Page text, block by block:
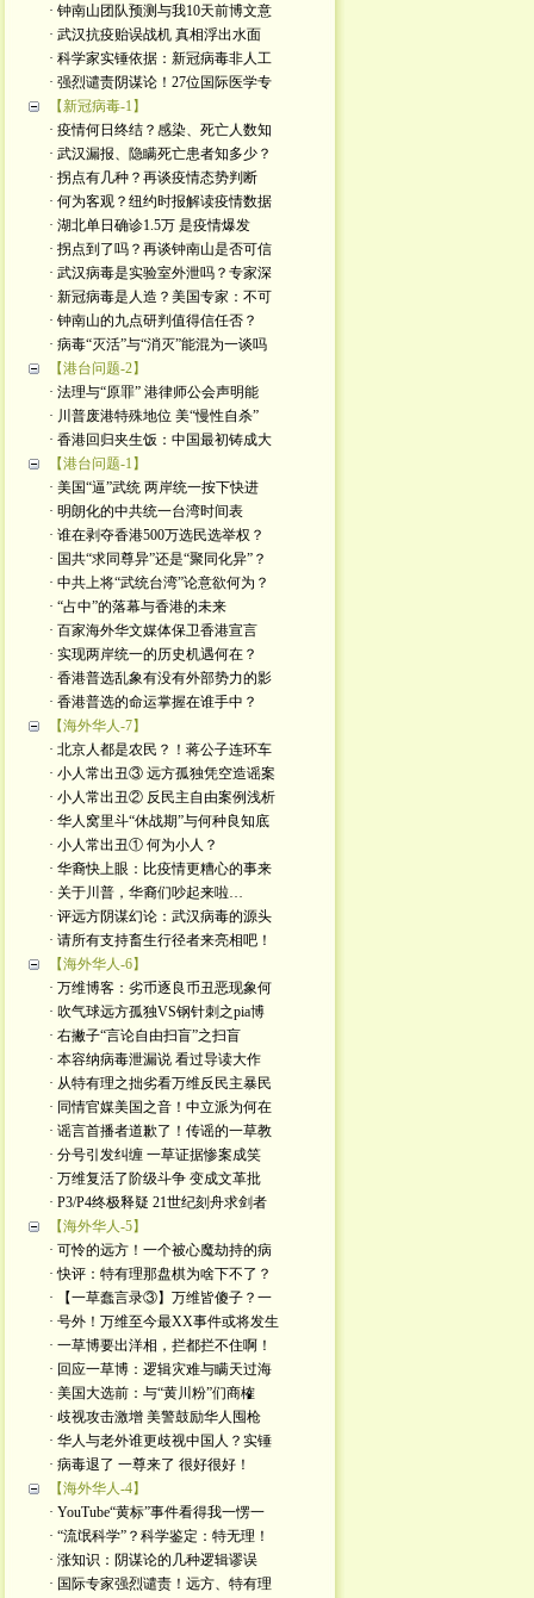
· 钟南山团队预测与我10天前博文意
· 武汉抗疫贻误战机 真相浮出水面
· 科学家实锤依据：新冠病毒非人工
· 强烈谴责阴谋论！27位国际医学专
【新冠病毒-1】
· 疫情何日终结？感染、死亡人数知
· 武汉漏报、隐瞒死亡患者知多少？
· 拐点有几种？再谈疫情态势判断
· 何为客观？纽约时报解读疫情数据
· 湖北单日确诊1.5万 是疫情爆发
· 拐点到了吗？再谈钟南山是否可信
· 武汉病毒是实验室外泄吗？专家深
· 新冠病毒是人造？美国专家：不可
· 钟南山的九点研判值得信任否？
· 病毒“灭活”与“消灭”能混为一谈吗
【港台问题-2】
· 法理与“原罪” 港律师公会声明能
· 川普废港特殊地位 美“慢性自杀”
· 香港回归夹生饭：中国最初铸成大
【港台问题-1】
· 美国“逼”武统 两岸统一按下快进
· 明朗化的中共统一台湾时间表
· 谁在剥夺香港500万选民选举权？
· 国共“求同尊异”还是“聚同化异”？
· 中共上将“武统台湾”论意欲何为？
· “占中”的落幕与香港的未来
· 百家海外华文媒体保卫香港宣言
· 实现两岸统一的历史机遇何在？
· 香港普选乱象有没有外部势力的影
· 香港普选的命运掌握在谁手中？
【海外华人-7】
· 北京人都是农民？！蒋公子连环车
· 小人常出丑③ 远方孤独凭空造谣案
· 小人常出丑② 反民主自由案例浅析
· 华人窝里斗“休战期”与何种良知底
· 小人常出丑① 何为小人？
· 华裔快上眼：比疫情更糟心的事来
· 关于川普，华裔们吵起来啦…
· 评远方阴谋幻论：武汉病毒的源头
· 请所有支持畜生行径者来亮相吧！
【海外华人-6】
· 万维博客：劣币逐良币丑恶现象何
· 吹气球远方孤独VS钢针刺之pia博
· 右撇子“言论自由扫盲”之扫盲
· 本容纳病毒泄漏说 看过导读大作
· 从特有理之拙劣看万维反民主暴民
· 同情官媒美国之音！中立派为何在
· 谣言首播者道歉了！传谣的一草教
· 分号引发纠缠 一草证据惨案成笑
· 万维复活了阶级斗争 变成文革批
· P3/P4终极释疑 21世纪刻舟求剑者
【海外华人-5】
· 可怜的远方！一个被心魔劫持的病
· 快评：特有理那盘棋为啥下不了？
· 【一草蠢言录③】万维皆傻子？一
· 号外！万维至今最XX事件或将发生
· 一草博要出洋相，拦都拦不住啊！
· 回应一草博：逻辑灾难与瞒天过海
· 美国大选前：与“黄川粉”们商榷
· 歧视攻击激增 美警鼓励华人囤枪
· 华人与老外谁更歧视中国人？实锤
· 病毒退了 一尊来了 很好很好！
【海外华人-4】
· YouTube“黄标”事件看得我一愣一
· “流氓科学”？科学鉴定：特无理！
· 涨知识：阴谋论的几种逻辑谬误
· 国际专家强烈谴责！远方、特有理